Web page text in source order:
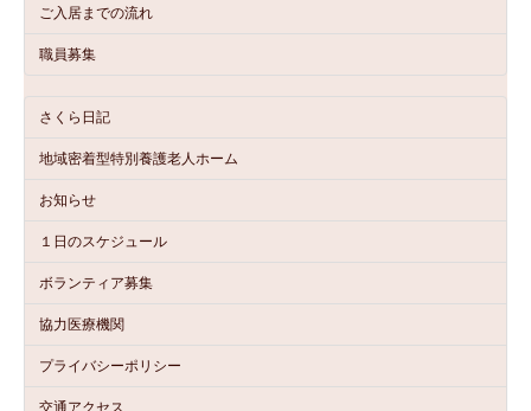
ご入居までの流れ
職員募集
さくら日記
地域密着型特別養護老人ホーム
お知らせ
１日のスケジュール
ボランティア募集
協力医療機関
プライバシーポリシー
交通アクセス